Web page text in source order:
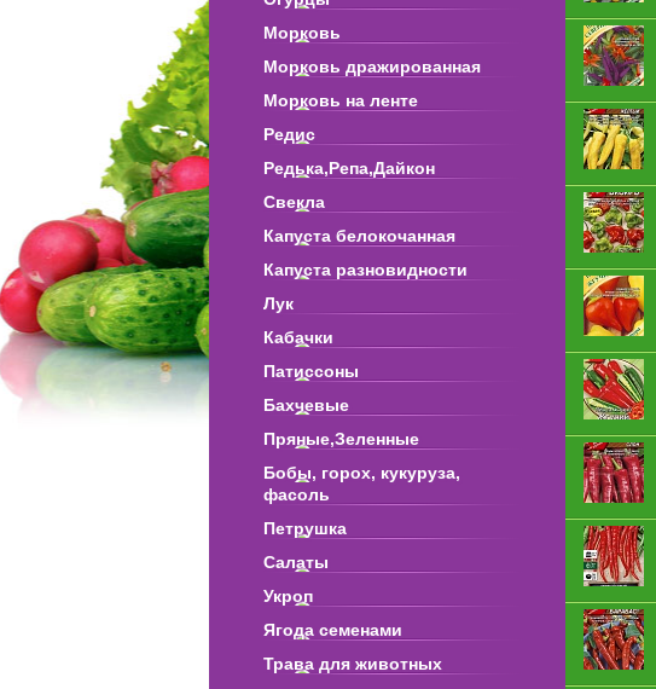
Морковь
Морковь дражированная
Морковь на ленте
Редис
Редька,Репа,Дайкон
Свекла
Капуста белокочанная
Капуста разновидности
Лук
Кабачки
Патиссоны
Бахчевые
Пряные,Зеленные
Бобы, горох, кукуруза,
фасоль
Петрушка
Салаты
Укроп
Ягода семенами
Трава для животных